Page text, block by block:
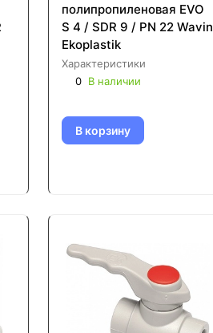
полипропиленовая EVO
S 4 / SDR 9 / PN 22 Wavin
Ekoplastik
Характеристики
0 В наличии
В корзину